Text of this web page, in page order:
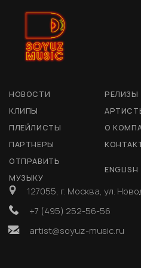
НОВОСТИ
РЕЛИЗЫ
КЛИПЫ
ПЛЕЙЛИСТЫ
О
ПАРТНЕРЫ
ОТПРАВИТЬ
МУЗЫКУ
ENGLISH
127055, г. Москва, ул.
+7 (495) 252-56-56
artist@soyuz-music.ru